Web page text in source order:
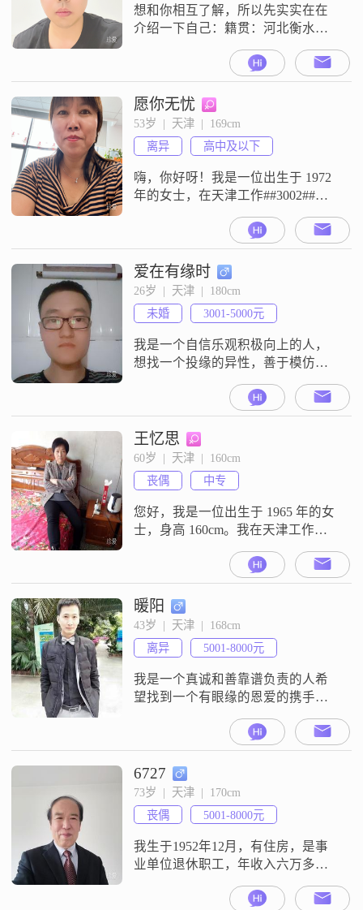
想和你相互了解，所以先实实在在
介绍一下自己：籍贯：河北衡水年
龄：94，属狗，射手座♐️工作：大学
专业是生产过程自动化，16年毕业
后一个偶然的原因去了北京，在链
家工作，当时没想那么多，觉得这
行业挣得多，自由自在的挺好。后
来由于疫情，大环境下滑，挣钱少
了，再加上年龄大了，身边的人成
双成对，也想着能找到一个契合的
另一半，并且
愿你无忧
53岁  |  天津  |  169cm
离异
高中及以下
嗨，你好呀！我是一位出生于 1972
年的女士，在天津工作##3002##我
在 3001 - 5000 元左右，学历是高中
及以下##3002##我觉得自己是个挺
不错的人##3002##性格方面，我温
柔体贴，善解人意，总是希望能多
理解他人一些##3002##平时我开朗
爱笑，乐观积极的态
爱在有缘时
26岁  |  天津  |  180cm
未婚
3001-5000元
我是一个自信乐观积极向上的人，
想找一个投缘的异性，善于模仿唱
善良，性格开朗的异性##3002##
王忆思
60岁  |  天津  |  160cm
丧偶
中专
您好，我是一位出生于 1965 年的女
士，身高 160cm。我在天津工作，
的学历是中专。我觉得自己最大的
特点就是善解人意，能理解和体谅
他人的想法和感受。在与人相处
时，我始终真诚可靠，从不说谎骗
人，也绝不敷衍了事。对我来说，
家庭是无比重要的，家庭优先是我
一直坚守的原则。我生活
暖阳
43岁  |  天津  |  168cm
离异
5001-8000元
我是一个真诚和善靠谱负责的人希
望找到一个有眼缘的恩爱的携手一
6727
73岁  |  天津  |  170cm
丧偶
5001-8000元
我生于1952年12月，有住房，是事
业单位退休职工，年收入六万多。
良习惯，（丧偶）真诚觅1959年～